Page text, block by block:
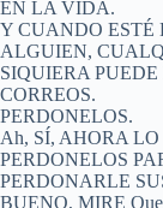
EN LA VIDA.
Y CUANDO ESTÉ
ALGUIEN,
SIQUIERA
CORREOS.
PERDONELOS.
Ah, SÍ, AHORA
PERDONELOS
PERDONARLE
BUENO, MIRE